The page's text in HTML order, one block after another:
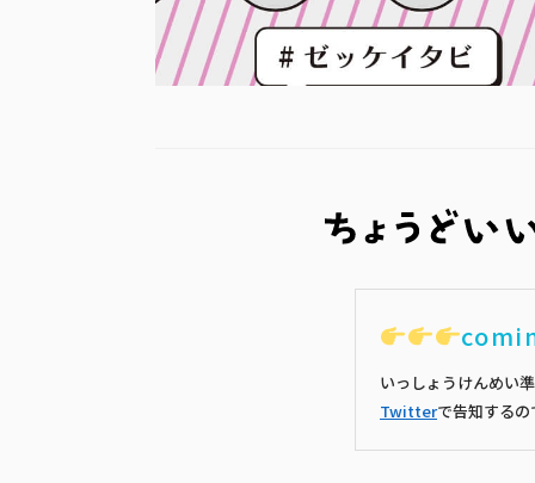
いっしょうけんめい
Twitterで告知する